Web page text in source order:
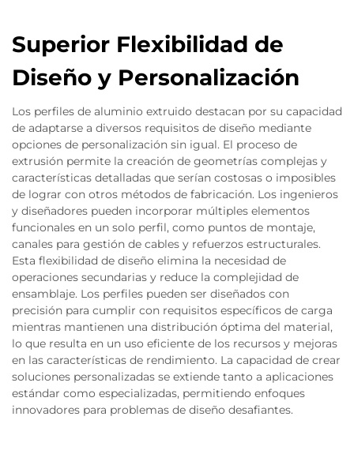
Superior Flexibilidad de
Diseño y Personalización
Los perfiles de aluminio extruido destacan por su capacidad
de adaptarse a diversos requisitos de diseño mediante
opciones de personalización sin igual. El proceso de
extrusión permite la creación de geometrías complejas y
características detalladas que serían costosas o imposibles
de lograr con otros métodos de fabricación. Los ingenieros
y diseñadores pueden incorporar múltiples elementos
funcionales en un solo perfil, como puntos de montaje,
canales para gestión de cables y refuerzos estructurales.
Esta flexibilidad de diseño elimina la necesidad de
operaciones secundarias y reduce la complejidad de
ensamblaje. Los perfiles pueden ser diseñados con
precisión para cumplir con requisitos específicos de carga
mientras mantienen una distribución óptima del material,
lo que resulta en un uso eficiente de los recursos y mejoras
en las características de rendimiento. La capacidad de crear
soluciones personalizadas se extiende tanto a aplicaciones
estándar como especializadas, permitiendo enfoques
innovadores para problemas de diseño desafiantes.